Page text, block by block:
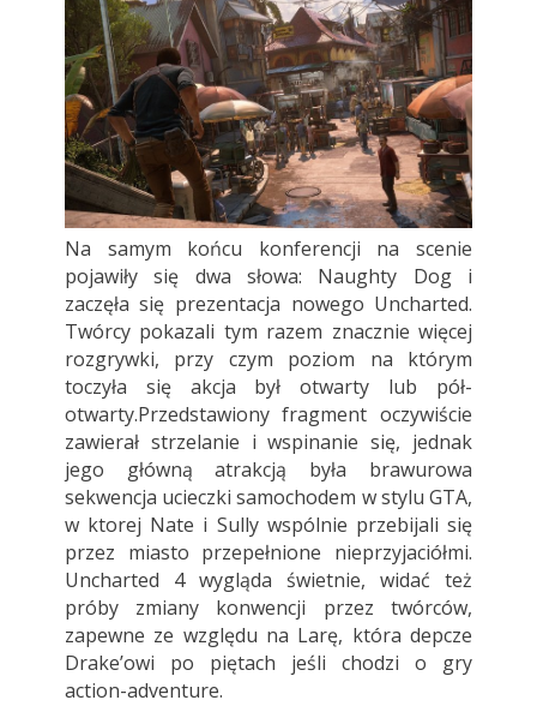
Na samym końcu konferencji na scenie
pojawiły się dwa słowa: Naughty Dog i
zaczęła się prezentacja nowego Uncharted.
Twórcy pokazali tym razem znacznie więcej
rozgrywki, przy czym poziom na którym
toczyła się akcja był otwarty lub pół-
otwarty.Przedstawiony fragment oczywiście
zawierał strzelanie i wspinanie się, jednak
jego główną atrakcją była brawurowa
sekwencja ucieczki samochodem w stylu GTA,
w ktorej Nate i Sully wspólnie przebijali się
przez miasto przepełnione nieprzyjaciółmi.
Uncharted 4 wygląda świetnie, widać też
próby zmiany konwencji przez twórców,
zapewne ze względu na Larę, która depcze
Drake’owi po piętach jeśli chodzi o gry
action-adventure.